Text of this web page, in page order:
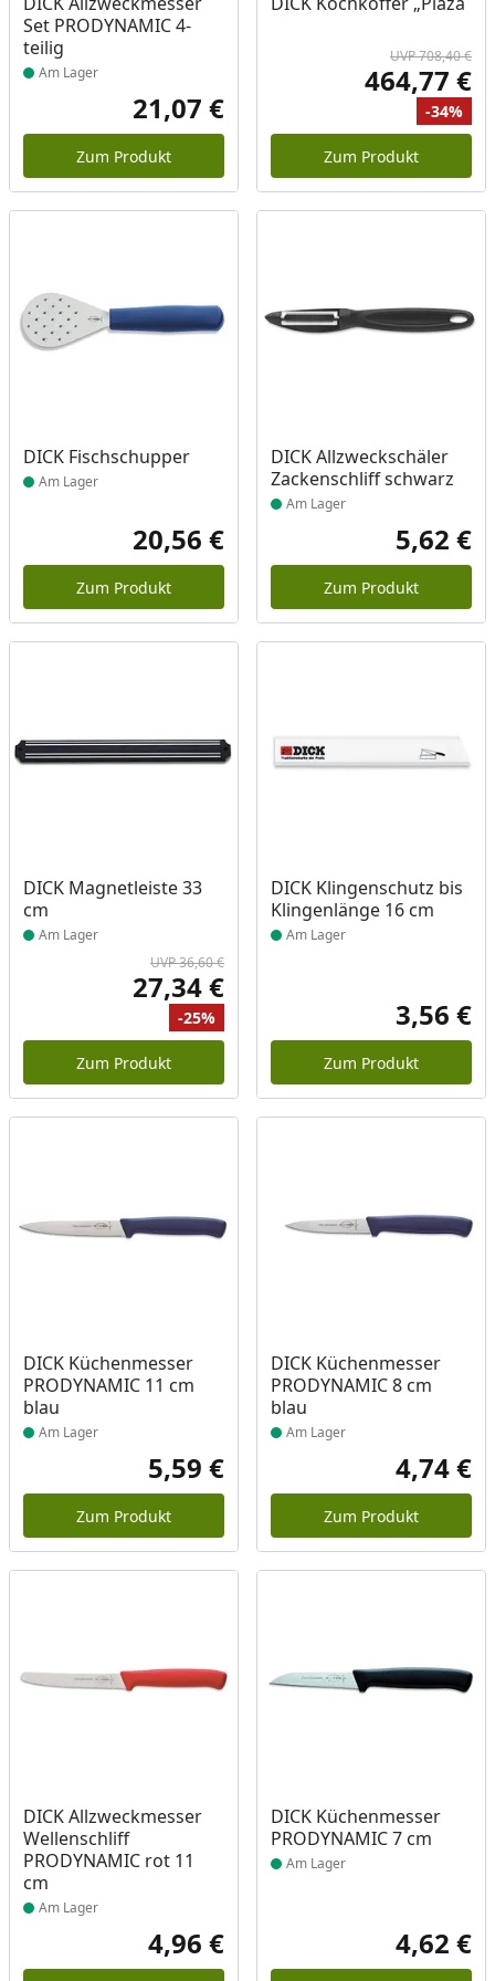
Set PRODYNAMIC 4-
teilig
Am Lager
Aktueller Preis
21,07 €
Zum Produkt
UVP 708,40 €
464,77 €
-34%
Zum Produkt
DICK Fischschupper
Produkt am Lager
Am Lager
Aktueller Preis
20,56 €
Zum Produkt
DICK Allzweckschäler
Zackenschliff schwarz
Produkt am Lager
Am Lager
5,62 €
Zum Produkt
DICK Magnetleiste 33
cm
Produkt am Lager
Am Lager
Ursprünglicher Preis
UVP 36,60 €
Aktueller Preis
27,34 €
Rabatt
-25%
Zum Produkt
DICK Klingenschutz bis
Klingenlänge 16 cm
Produkt am Lager
Am Lager
3,56 €
Zum Produkt
DICK Küchenmesser
PRODYNAMIC 11 cm
blau
Produkt am Lager
Am Lager
Aktueller Preis
5,59 €
Zum Produkt
DICK Küchenmesser
PRODYNAMIC 8 cm
blau
Produkt am Lager
Am Lager
4,74 €
Zum Produkt
DICK Allzweckmesser
Wellenschliff
PRODYNAMIC rot 11
cm
Produkt am Lager
Am Lager
Aktueller Preis
4,96 €
DICK Küchenmesser
PRODYNAMIC 7 cm
Produkt am Lager
Am Lager
4,62 €